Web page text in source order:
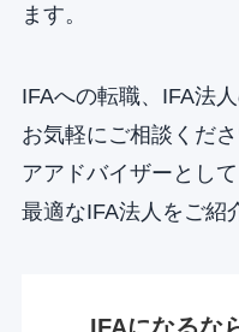
ます。
IFAへの転職、IFA法
お気軽にご相談くだ
アアドバイザーとし
最適なIFA法人をご紹
IFAになるな